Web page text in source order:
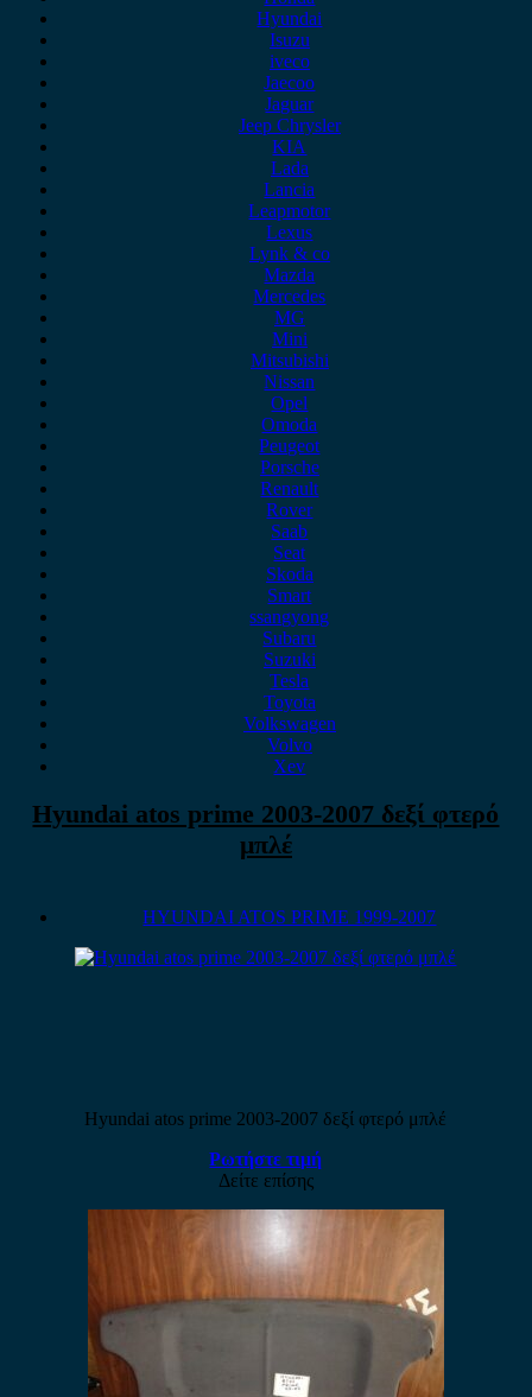
Hyundai
Isuzu
iveco
Jaecoo
Jaguar
Jeep Chrysler
KIA
Lada
Lancia
Leapmotor
Lexus
Lynk & co
Mazda
Mercedes
MG
Mini
Mitsubishi
Nissan
Opel
Omoda
Peugeot
Porsche
Renault
Rover
Saab
Seat
Skoda
Smart
ssangyong
Subaru
Suzuki
Tesla
Toyota
Volkswagen
Volvo
Xev
Hyundai atos prime 2003-2007 δεξί φτερό
μπλέ
HYUNDAI ATOS PRIME 1999-2007
Hyundai atos prime 2003-2007 δεξί φτερό μπλέ
Ρωτήστε τιμή
Δείτε επίσης